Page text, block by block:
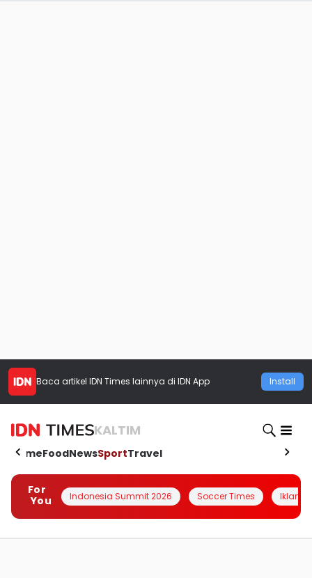
Baca artikel IDN Times lainnya di IDN App Install
KALTIM
HomeFoodNewsSportTravel
For
You
Indonesia Summit 2026 Soccer Times Iklanin